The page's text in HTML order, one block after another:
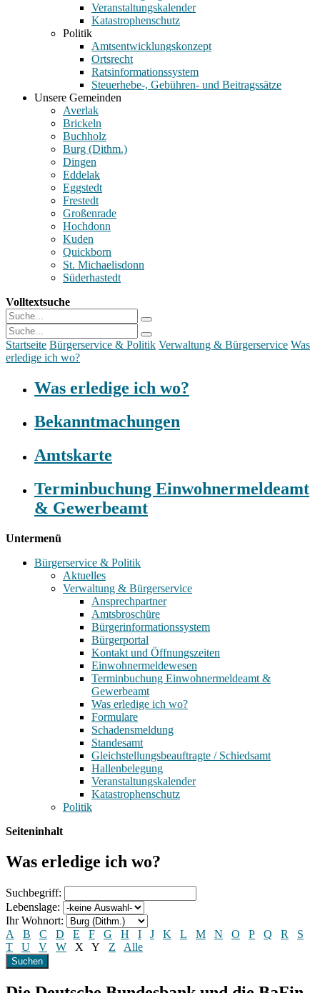
Veranstaltungskalender
Katastrophenschutz
Politik
Amtsentwicklungskonzept
Ortsrecht
Ratsinformationssystem
Steuerhebe-, Gebühren- und Beitragssätze
Unsere Gemeinden
Averlak
Brickeln
Buchholz
Burg (Dithm.)
Dingen
Eddelak
Eggstedt
Frestedt
Großenrade
Hochdonn
Kuden
Quickborn
St. Michaelisdonn
Süderhastedt
Volltextsuche
Startseite Bürgerservice & Politik Verwaltung & Bürgerservice Was
erledige ich wo?
Was erledige ich wo?
Bekanntmachungen
Amtskarte
Terminbuchung Einwohnermeldeamt
& Gewerbeamt
Untermenü
Bürgerservice & Politik
Aktuelles
Verwaltung & Bürgerservice
Ansprechpartner
Amtsbroschüre
Bürgerinformationssystem
Bürgerportal
Kontakt und Öffnungszeiten
Einwohnermeldewesen
Terminbuchung Einwohnermeldeamt &
Gewerbeamt
Was erledige ich wo?
Formulare
Schadensmeldung
Standesamt
Gleichstellungsbeauftragte / Schiedsamt
Hallenbelegung
Veranstaltungskalender
Katastrophenschutz
Politik
Seiteninhalt
Was erledige ich wo?
Suchbegriff:
Lebenslage:
Ihr Wohnort:
A
B C D E F G H I J K L M N O P Q R
S
T
U V W X Y Z Alle